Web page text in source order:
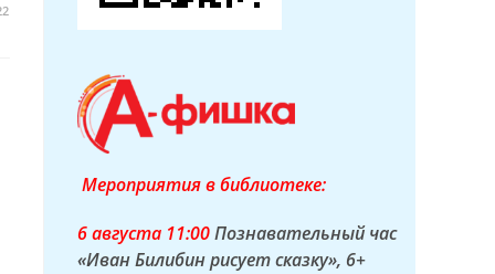
Мероприятия в библиотеке:
6 августа 11:00Познавательный час
«Иван Билибин рисует сказку», 6+